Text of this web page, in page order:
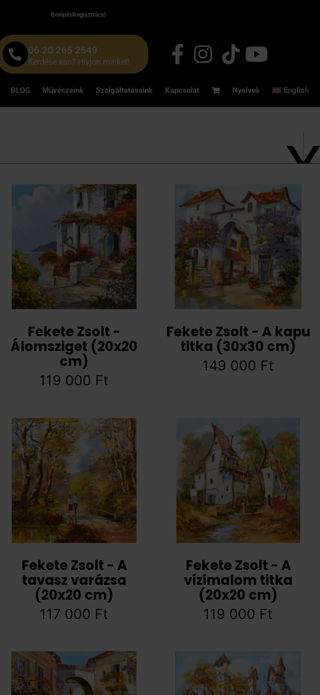
BelépésRegisztráció
06 20 265 2549
Kérdése van? Hívjon minket!
BLOG Művészeink Szolgáltatásaink Kapcsolat Nyelvek English
Fekete Zsolt -
Álomsziget (20x20
cm)
119 000 Ft
Fekete Zsolt - A kapu
titka (30x30 cm)
149 000 Ft
Fekete Zsolt - A
tavasz varázsa
(20x20 cm)
117 000 Ft
Fekete Zsolt - A
vízimalom titka
(20x20 cm)
119 000 Ft